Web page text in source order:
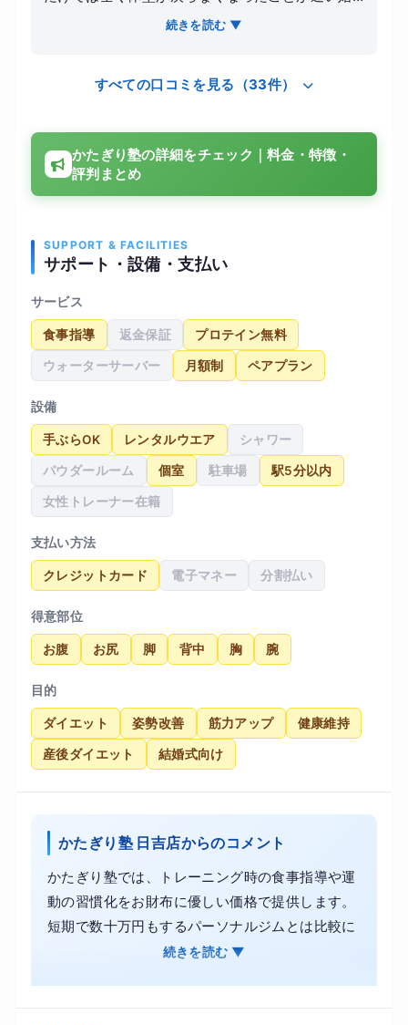
めたきっかけです。以前、大手の24時間ジムに入
ロに正しいフォームを教わりながら、健康的に3ヶ
【感想】 かたぎり塾を選んだ決め手は、パーソナ
ルジムとしては圧倒的に安価な月額料金と、理学
療法士が監修しているという専門性の高さでし
た。トレーニング内容は、私の反り腰や巻き肩と
るため、ただ痩せるだけでなく、体のラインが綺
麗になっていくのを実感できました。室内は白を
基調とした清潔感のある空間で、アロマの良い香
りが漂っており、運動が苦手な私でも「通うのが
楽しみ」と思えるリラックスした環境だったのが
印象的です。 【結果・変化】 週に1〜2回のペース
で通い続けた結果、3ヶ月で4.5キロの減量に成功
しました。数字以上の変化として、正しい姿勢が
身についたことで慢性的だった肩こりが軽減し、
日常生活での身のこなしが軽くなったことが一番
の収穫です。リバウンドしにくい食事の知識も無
理のない範囲で教えていただいたので、卒業後の
今も自分で体型をコントロールできています。
続きを読む ▼
すべての口コミを見る（33件）
かたぎり塾の詳細をチェック｜料金・特徴・
評判まとめ
SUPPORT & FACILITIES
サポート・設備・支払い
サービス
食事指導 返金保証 プロテイン無料
ウォーターサーバー 月額制 ペアプラン
設備
手ぶらOK レンタルウエア シャワー
パウダールーム 個室 駐車場 駅5分以内
女性トレーナー在籍
支払い方法
クレジットカード 電子マネー 分割払い
得意部位
お腹 お尻 脚 背中 胸 腕
目的
ダイエット 姿勢改善 筋力アップ 健康維持
産後ダイエット 結婚式向け
かたぎり塾 日吉店からのコメント
かたぎり塾では、トレーニング時の食事指導や運
動の習慣化をお財布に優しい価格で提供します。
短期で数十万円もするパーソナルジムとは比較に
ならないコスパで通塾が可能です。 お客様のライ
続きを読む ▼